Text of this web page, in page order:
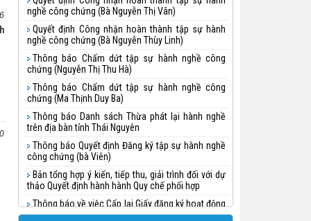
nghề công chứng (Bà Nguyễn Thị Vân)
Quyết định Công nhận hoàn thành tập sự hành
nghề công chứng (Bà Nguyễn Thùy Linh)
Thông báo Chấm dứt tập sự hành nghề công
chứng (Nguyễn Thị Thu Hà)
Thông báo Chấm dứt tập sự hành nghề công
chứng (Ma Thịnh Duy Ba)
Thông báo Danh sách Thừa phát lại hành nghề
trên địa bàn tỉnh Thái Nguyên
Thông báo Quyết định Đăng ký tập sự hành nghề
công chứng (bà Viên)
Bản tổng hợp ý kiến, tiếp thu, giải trình đối với dự
thảo Quyết định hành hành Quy chế phối hợp
Thông báo về việc Cấp lại Giấy đăng ký hoạt động
cho Công ty đấu giá hợp danh Tuấn Khánh